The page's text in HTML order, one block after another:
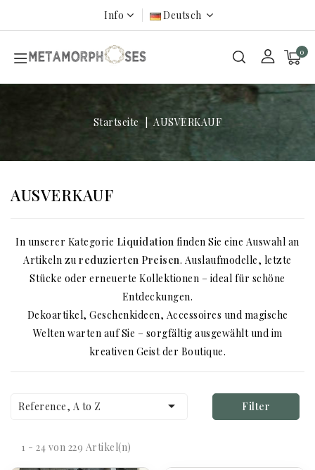
Info Deutsch
0
Startseite AUSVERKAUF
AUSVERKAUF
In unserer Kategorie Liquidation finden Sie eine Auswahl an
Artikeln zureduzierten Preisen. Auslaufmodelle, letzte
Stücke oder erneuerte Kollektionen – ideal für schöne
Entdeckungen.
Dekoartikel, Geschenkideen, Accessoires und magische
Welten warten auf Sie – sorgfältig ausgewählt und im
kreativen Geist der Boutique.
Reference, A to Z  Filter
1 - 24 von 229 Artikel(n)